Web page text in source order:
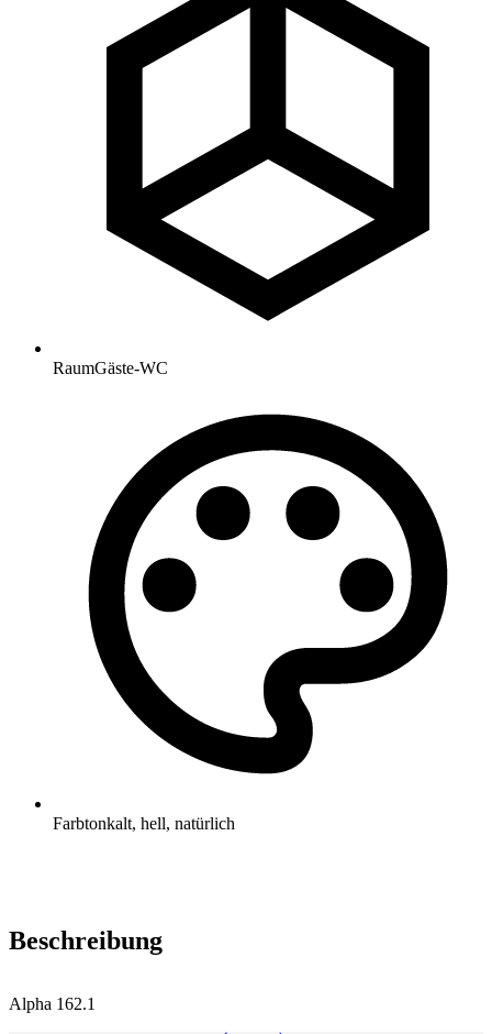
RaumGäste-WC
Farbtonkalt, hell, natürlich
Beschreibung
Alpha 162.1